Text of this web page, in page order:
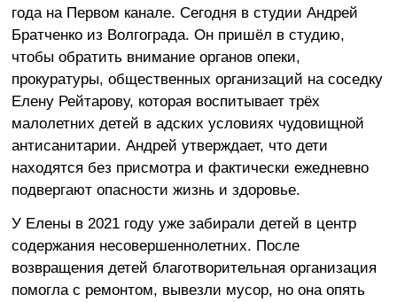
года на Первом канале. Сегодня в студии Андрей
Братченко из Волгограда. Он пришёл в студию,
чтобы обратить внимание органов опеки,
прокуратуры, общественных организаций на соседку
Елену Рейтарову, которая воспитывает трёх
малолетних детей в адских условиях чудовищной
антисанитарии. Андрей утверждает, что дети
находятся без присмотра и фактически ежедневно
подвергают опасности жизнь и здоровье.
У Елены в 2021 году уже забирали детей в центр
содержания несовершеннолетних. После
возвращения детей благотворительная организация
помогла с ремонтом, вывезли мусор, но она опять